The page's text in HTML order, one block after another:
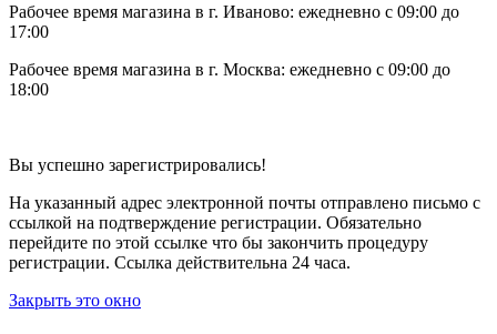
Рабочее время магазина в г. Иваново: ежедневно с 09:00 до
17:00
Рабочее время магазина в г. Москва: ежедневно с 09:00 до
18:00
Вы успешно зарегистрировались!
На указанный адрес электронной почты отправлено письмо с
ссылкой на подтверждение регистрации. Обязательно
перейдите по этой ссылке что бы закончить процедуру
регистрации. Ссылка действительна 24 часа.
Закрыть это окно